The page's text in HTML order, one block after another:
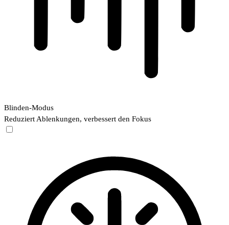
Blinden-Modus
Reduziert Ablenkungen, verbessert den Fokus